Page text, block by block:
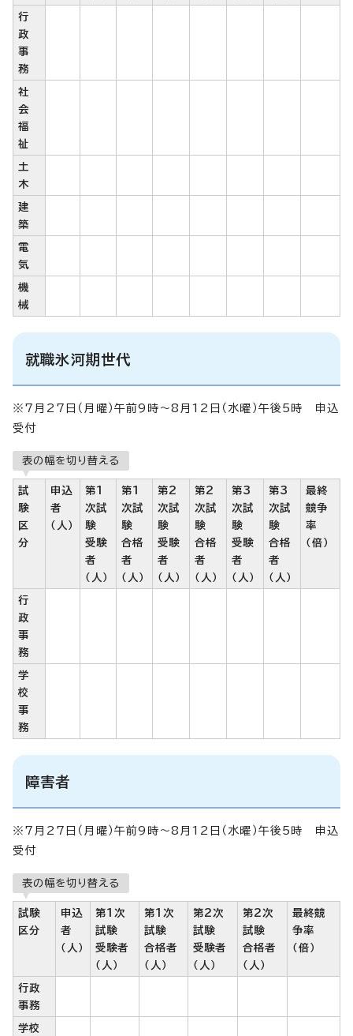
行
政
事
務
社
会
福
祉
土
木
建
築
電
気
機
械
就職氷河期世代
※7月27日（月曜）午前9時～8月12日（水曜）午後5時 申込
受付
表の幅を切り替える
試
験
区
分
申込
者
（人）
第1
次試
験
受験
者
（人）
第1
次試
験
合格
者
（人）
第2
次試
験
受験
者
（人）
第2
次試
験
合格
者
（人）
第3
次試
験
受験
者
（人）
第3
次試
験
合格
者
（人）
最終
競争
率
（倍）
行
政
事
務
学
校
事
務
障害者
※7月27日（月曜）午前9時～8月12日（水曜）午後5時 申込
受付
表の幅を切り替える
試験
区分
申込
者
（人）
第1次
試験
受験者
（人）
第1次
試験
合格者
（人）
第2次
試験
受験者
（人）
第2次
試験
合格者
（人）
最終競
争率
（倍）
行政
事務
学校